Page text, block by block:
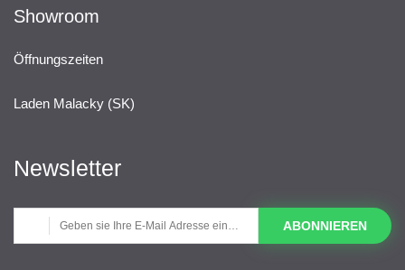
Showroom
Öffnungszeiten
Laden Malacky (SK)
Newsletter
ABONNIEREN